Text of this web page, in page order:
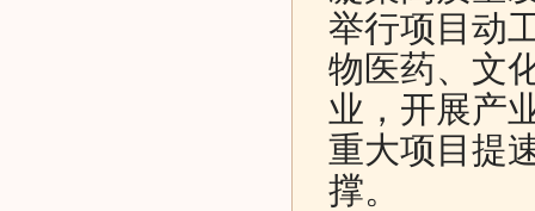
举行项目动
物医药、文
业，开展产
重大项目提
撑。